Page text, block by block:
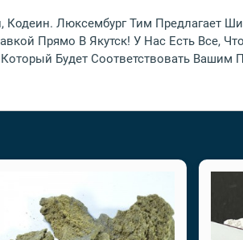
Люксембург Тим Предлагает
Прямо В Якутск! У Нас Есть Все,
Будет Соответствовать Вашим